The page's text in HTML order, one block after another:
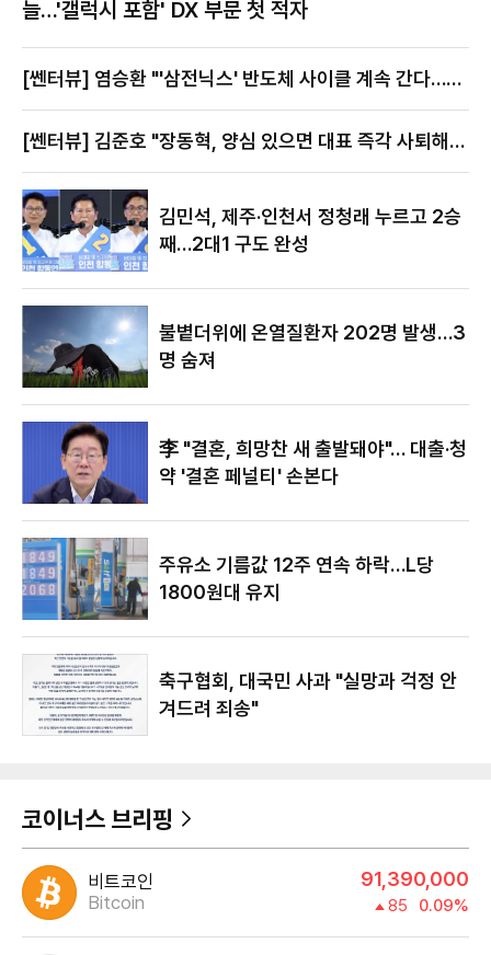
늘…'갤럭시 포함' DX 부문 첫 적자
[쎈터뷰] 염승환 "'삼전닉스' 반도체 사이클 계속 간다…지
금이 절호의 찬스"
[쎈터뷰] 김준호 "장동혁, 양심 있으면 대표 즉각 사퇴해
야"
김민석, 제주·인천서 정청래 누르고 2승
째…2대1 구도 완성
불볕더위에 온열질환자 202명 발생…3
명 숨져
李 "결혼, 희망찬 새 출발돼야"… 대출·청
약 '결혼 페널티' 손본다
주유소 기름값 12주 연속 하락…L당
1800원대 유지
축구협회, 대국민 사과 "실망과 걱정 안
겨드려 죄송"
코이너스 브리핑
비트코인
Bitcoin
91,390,000
85 0.09%